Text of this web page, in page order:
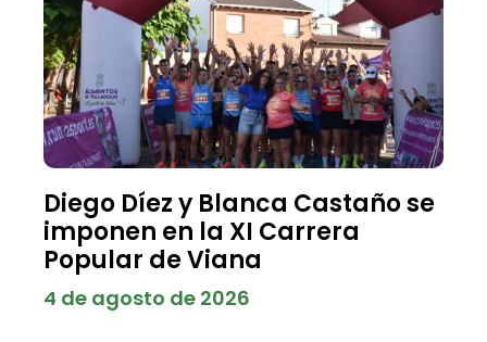
Diego Díez y Blanca Castaño se
imponen en la XI Carrera
Popular de Viana
4 de agosto de 2026